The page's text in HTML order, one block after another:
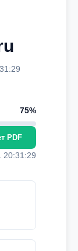
75%
PDF
20:31:29